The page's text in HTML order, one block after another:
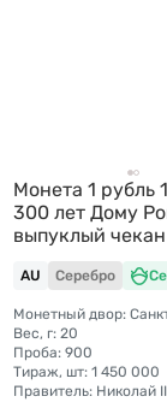
Монета 1 рубль
300 лет Дому
выпуклый чекан
AU Серебро
Вес, г: 20
Проба: 900
Тираж, шт: 1 450 000
Правитель: Николай II